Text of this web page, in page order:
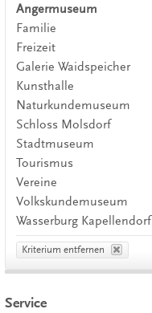
Angermuseum
Familie
Freizeit
Galerie Waidspeicher
Kunsthalle
Naturkundemuseum
Schloss Molsdorf
Stadtmuseum
Tourismus
Vereine
Volkskundemuseum
Wasserburg Kapellendorf
Kriterium entfernen
Service